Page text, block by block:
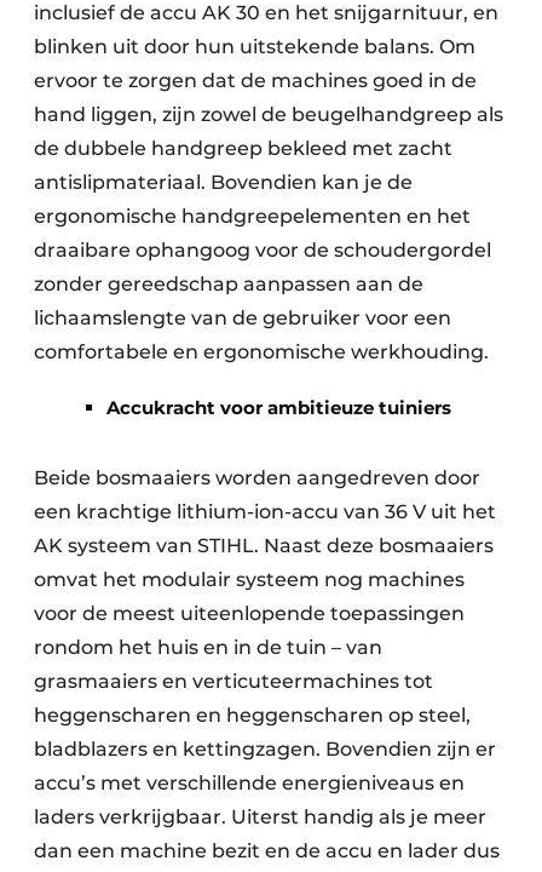
inclusief de accu AK 30 en het snijgarnituur, en
blinken uit door hun uitstekende balans. Om
ervoor te zorgen dat de machines goed in de
hand liggen, zijn zowel de beugelhandgreep als
de dubbele handgreep bekleed met zacht
antislipmateriaal. Bovendien kan je de
ergonomische handgreepelementen en het
draaibare ophangoog voor de schoudergordel
zonder gereedschap aanpassen aan de
lichaamslengte van de gebruiker voor een
comfortabele en ergonomische werkhouding.
Accukracht voor ambitieuze tuiniers
Beide bosmaaiers worden aangedreven door
een krachtige lithium-ion-accu van 36 V uit het
AK systeem van STIHL. Naast deze bosmaaiers
omvat het modulair systeem nog machines
voor de meest uiteenlopende toepassingen
rondom het huis en in de tuin – van
grasmaaiers en verticuteermachines tot
heggenscharen en heggenscharen op steel,
bladblazers en kettingzagen. Bovendien zijn er
accu’s met verschillende energieniveaus en
laders verkrijgbaar. Uiterst handig als je meer
dan een machine bezit en de accu en lader dus